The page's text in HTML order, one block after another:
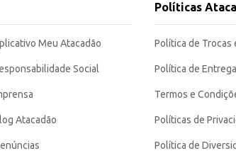
um produto de qualidade para uso profissional ou
Meu Atacadão
Social
Atacadão
Políticas
Política de Trocas
Política de
Termos e
Políticas de
Política de